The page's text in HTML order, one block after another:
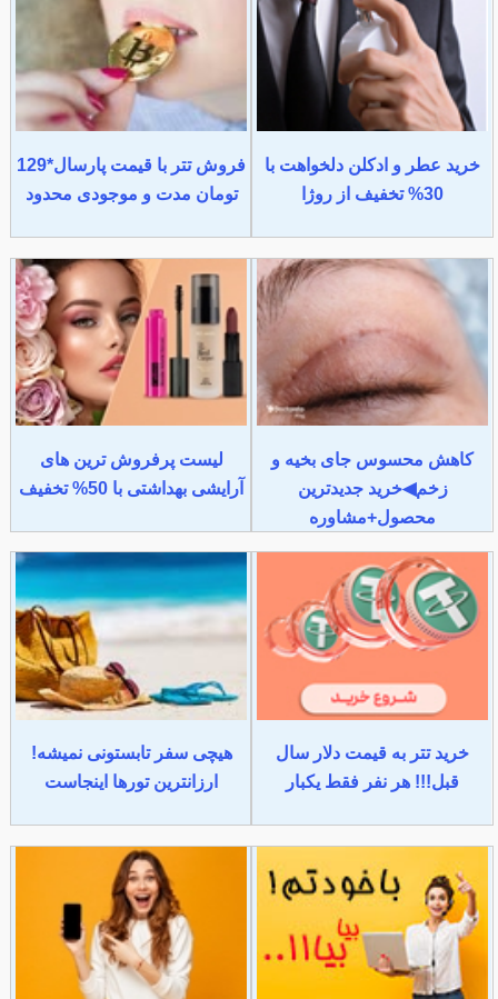
خرید عطر و ادکلن دلخواهت با
30% تخفیف از روژا
فروش تتر با قیمت پارسال*129
تومان مدت و موجودی محدود
کاهش محسوس جای بخیه و
زخم◀خرید جدیدترین
محصول+مشاوره
لیست پرفروش ترین های
آرایشی بهداشتی با 50% تخفیف
خرید تتر به قیمت دلار سال
قبل!!! هر نفر فقط یکبار
هیچی سفر تابستونی نمیشه!
ارزانترین تورها اینجاست